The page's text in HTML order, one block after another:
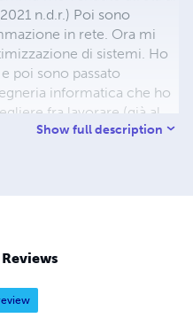
n.d.r.) Poi sono
in rete. Ora mi
di sistemi. Ho
poi sono passato
informatica che ho
fra lavorare (già al
o annoiarmi ed
Show full description